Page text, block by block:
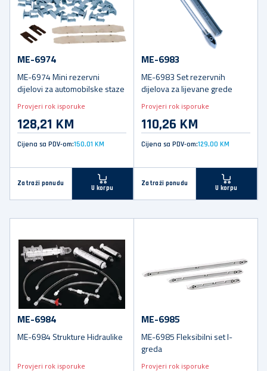
ME-6974
ME-6974 Mini rezervni
dijelovi za automobilske staze
Provjeri rok isporuke
128,21 KM
Cijena sa PDV-om:150,01 KM
Zatraži ponudu
U korpu
ME-6983
ME-6983 Set rezervnih
dijelova za lijevane grede
Provjeri rok isporuke
110,26 KM
Cijena sa PDV-om:129,00 KM
Zatraži ponudu
U korpu
ME-6984
ME-6984 Strukture Hidraulike
Provjeri rok isporuke
ME-6985
ME-6985 Fleksibilni set I-
greda
Provjeri rok isporuke